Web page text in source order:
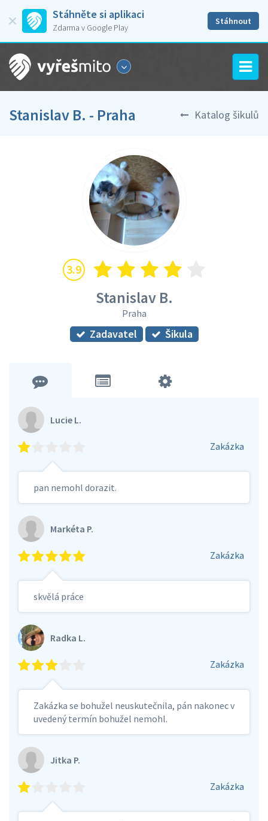
Stáhněte si aplikaci
Zdarma v Google Play
Stáhnout
Stanislav B. - Praha Katalog šikulů
3.9
Stanislav B.
Praha
Zadavatel Šikula
Lucie L.
Zakázka
pan nemohl dorazit.
Markéta P.
Zakázka
skvělá práce
Radka L.
Zakázka
Zakázka se bohužel neuskutečnila, pán nakonec v
uvedený termín bohužel nemohl.
Jitka P.
Zakázka